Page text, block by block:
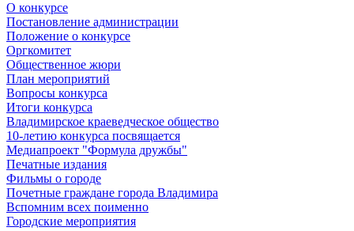
О конкурсе
Постановление администрации
Положение о конкурсе
Оргкомитет
Общественное жюри
План мероприятий
Вопросы конкурса
Итоги конкурса
Владимирское краеведческое общество
10-летию конкурса посвящается
Медиапроект "Формула дружбы"
Печатные издания
Фильмы о городе
Почетные граждане города Владимира
Вспомним всех поименно
Городские мероприятия